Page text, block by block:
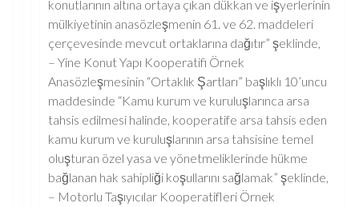
konutlarının altına ortaya çıkan dükkan ve işyerlerinin
mülkiyetinin anasözleşmenin 61. ve 62. maddeleri
çerçevesinde mevcut ortaklarına dağıtır” şeklinde,
– Yine Konut Yapı Kooperatifi Örnek
Anasözleşmesinin “Ortaklık Şartları” başlıklı 10’uncu
maddesinde “Kamu kurum ve kuruluşlarınca arsa
tahsis edilmesi halinde, kooperatife arsa tahsis eden
kamu kurum ve kuruluşlarının arsa tahsisine temel
oluşturan özel yasa ve yönetmeliklerinde hükme
bağlanan hak sahipliği koşullarını sağlamak” şeklinde,
– Motorlu Taşıyıcılar Kooperatifleri Örnek